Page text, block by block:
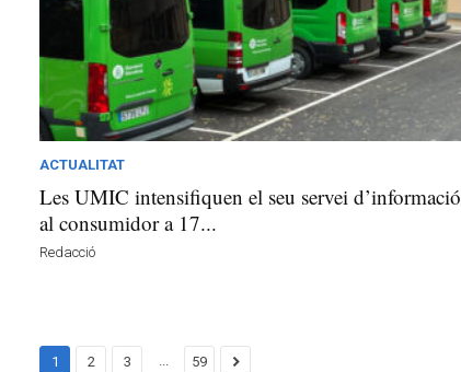
ACTUALITAT
Les UMIC intensifiquen el seu servei d’informació
al consumidor a 17...
Redacció
1 2 3 59